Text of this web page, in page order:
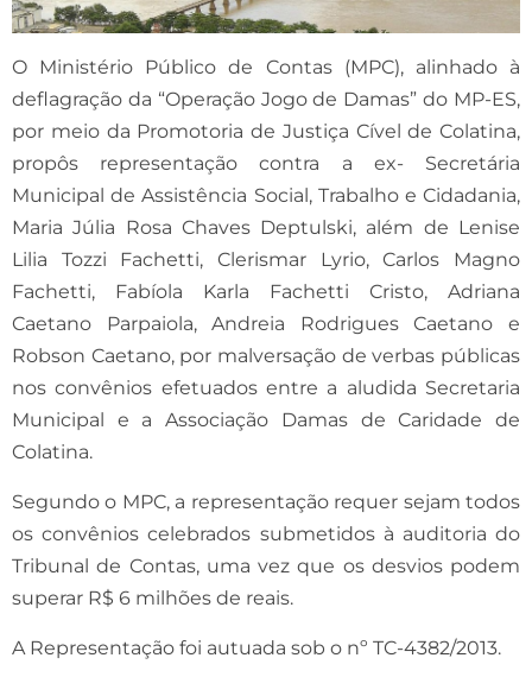
O Ministério Público de Contas (MPC), alinhado à
deflagração da “Operação Jogo de Damas” do MP-ES,
por meio da Promotoria de Justiça Cível de Colatina,
propôs representação contra a ex- Secretária
Municipal de Assistência Social, Trabalho e Cidadania,
Maria Júlia Rosa Chaves Deptulski, além de Lenise
Lilia Tozzi Fachetti, Clerismar Lyrio, Carlos Magno
Fachetti, Fabíola Karla Fachetti Cristo, Adriana
Caetano Parpaiola, Andreia Rodrigues Caetano e
Robson Caetano, por malversação de verbas públicas
nos convênios efetuados entre a aludida Secretaria
Municipal e a Associação Damas de Caridade de
Colatina.
Segundo o MPC, a representação requer sejam todos
os convênios celebrados submetidos à auditoria do
Tribunal de Contas, uma vez que os desvios podem
superar R$ 6 milhões de reais.
A Representação foi autuada sob o nº TC-4382/2013.